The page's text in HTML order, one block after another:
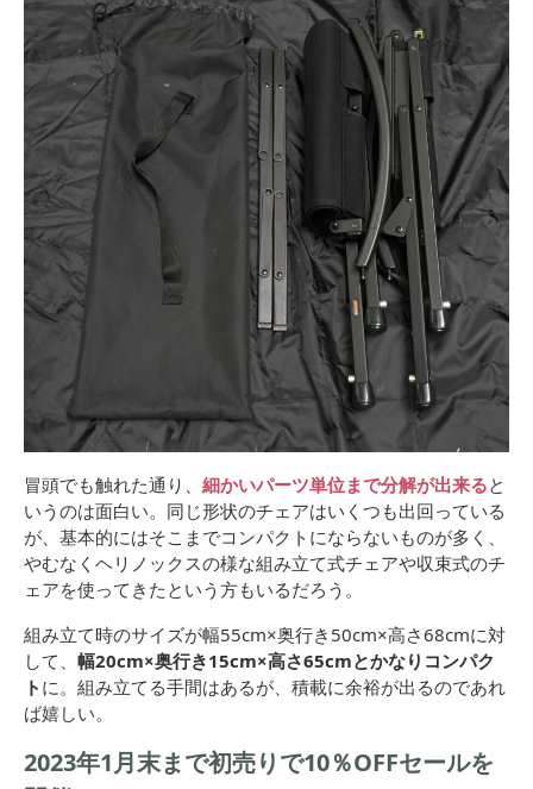
冒頭でも触れた通り、 細かいパーツ単位まで分解が出来ると
いうのは面白い。同じ形状のチェアはいくつも出回っている
が、基本的にはそこまでコンパクトにならないものが多く、
やむなくヘリノックスの様な組み立て式チェアや収束式のチ
ェアを使ってきたという方もいるだろう。
組み立て時のサイズが幅55cm×奥行き50cm×高さ68cmに対
して、 幅20cm×奥行き15cm×高さ65cmとかなりコンパク
ト に。組み立てる手間はあるが、積載に余裕が出るのであれ
ば嬉しい。
2023年1月末まで初売りで10％OFFセールを